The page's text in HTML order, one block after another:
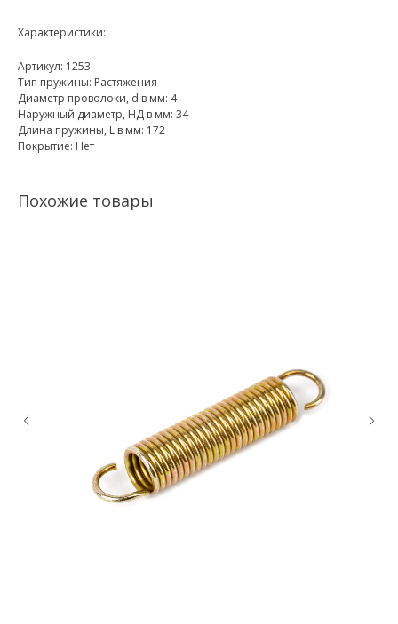
Характеристики:
Артикул: 1253
Тип пружины: Растяжения
Диаметр проволоки, d в мм: 4
Наружный диаметр, НД в мм: 34
Длина пружины, L в мм: 172
Покрытие: Нет
Похожие товары